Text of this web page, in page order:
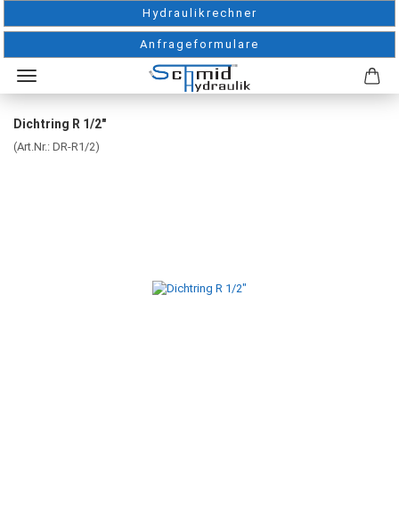
Hydraulikrechner
Anfrageformulare
Dichtring R 1/2"
(Art.Nr.: DR-R1/2)